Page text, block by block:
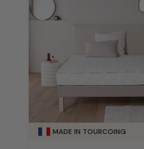
MADE IN TOURCOING